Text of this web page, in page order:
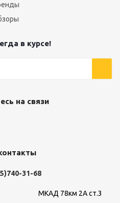
в курсе!
на связи
31-68
МКАД 78км 2А ст.3